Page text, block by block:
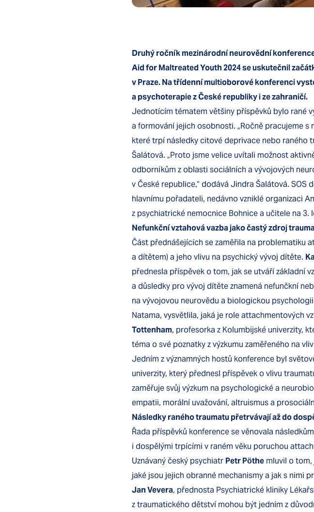
Druhý ročník mezinárodní neurovědní
Aid for Maltreated Youth 2024 se uskutečnil
v Praze. Na třídenní multioborové konferenci
a psychoterapie z České republiky i ze zahraničí.
Jednotícím tématem většiny příspěvků bylo rané
a formování jejich osobnosti. „Ročně pracujeme
které trpí následky citové deprivace nebo raného
Šalátová. „Proto jsme velice uvítali možnost
odborníkům z oblasti sociálních a vývojových
v České republice,“ dodává Jindra Šalátová.
hlavnímu pořadateli, nedávno vzniklé organizaci
z psychiatrické nemocnice Bohnice a učitele na 3.
Nefunkční vztahová vazba jako častý zdroj
Část přednášejících se zaměřila na problematiku
a dítětem) a jeho vlivu na psychický vývoj dítěte.
přednesla příspěvek o tom, jak se utváří základní
a důsledky pro vývoj dítěte znamená nefunčkní
na vývojovou neurovědu a biologickou
Natama, vysvětlila, jaká je role attachmentových
Tottenham, profesorka z Kolumbijské univerzity,
téma o své poznatky z výzkumu zaměřeného na
Jedním z významných hostů konference byl
univerzity, který přednesl příspěvek o vlivu
zaměřuje svůj výzkum na psychologické a
empatii, morální uvažování, altruismus a
Následky raného traumatu přetrvávají až do
Řada příspěvků konference se věnovala
i dospělými trpícími v raném věku poruchou
Uznávaný český psychiatr Petr Pöthe mluvil o
jaké jsou jejich obranné mechanismy a jak s nimi
Jan Vevera, přednosta Psychiatrické kliniky
z traumatického dětství mohou být jedním z